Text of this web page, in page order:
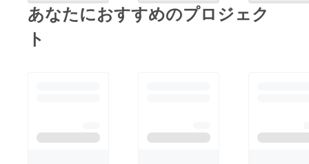
あなたにおすすめのプロジェク
ト